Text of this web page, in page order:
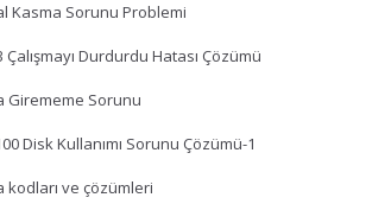
Kasma Sorunu Problemi
Durdurdu Hatası Çözümü
Girememe Sorunu
Disk Kullanımı Sorunu Çözümü-1
kodları ve çözümleri